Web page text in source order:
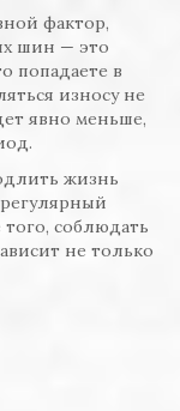
фактор,
шин — это
попадаете в
износу не
явно меньше,
жизнь
соблюдать
не только